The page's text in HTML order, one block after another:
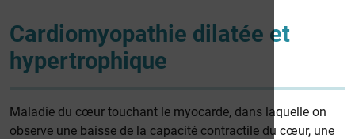
Cardiomyopathie dilatée et
hypertrophique
Maladie du cœur touchant le myocarde, dans laquelle on
observe une baisse de la capacité contractile du cœur, une